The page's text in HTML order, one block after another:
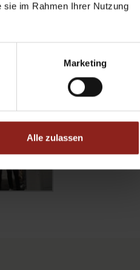
sie im Rahmen Ihrer Nutzung
Marketing
Alle zulassen